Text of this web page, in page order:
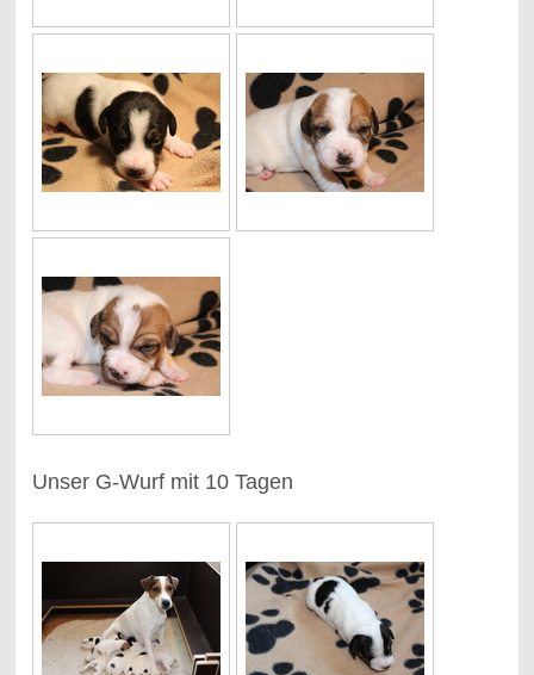
Unser G-Wurf mit 10 Tagen